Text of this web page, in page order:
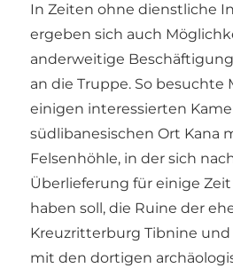
In Zeiten ohne dienstliche
ergeben sich auch
anderweitige
an die Truppe. So
einigen interessierten
südlibanesischen Ort Kana
Felsenhöhle, in der sich
Überlieferung für einige
haben soll, die Ruine der
Kreuzritterburg Tibnine
mit den dortigen